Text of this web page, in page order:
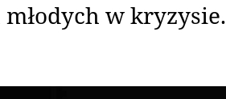
w kryzysie.